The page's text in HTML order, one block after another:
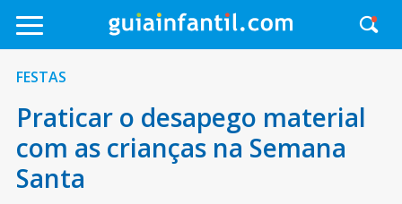
FESTAS
Praticar o desapego material
com as crianças na Semana
Santa